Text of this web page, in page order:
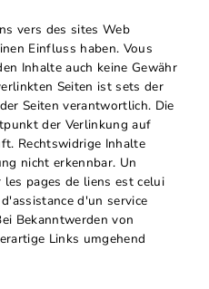
vers des sites Web
Einfluss haben. Vous
Inhalte auch keine Gewähr
Seiten ist sets der
Seiten verantwortlich. Die
der Verlinkung auf
Rechtswidrige Inhalte
nicht erkennbar. Un
pages de liens est celui
d'un service
Bekanntwerden von
Links umgehend